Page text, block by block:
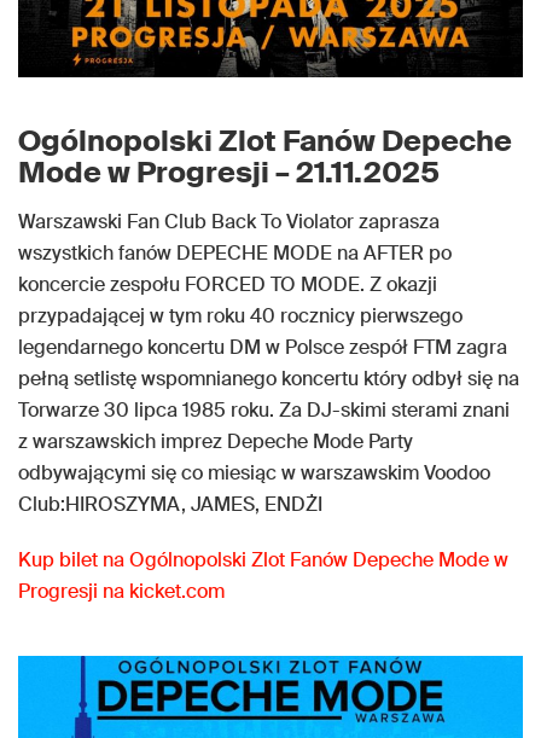
Ogólnopolski Zlot Fanów Depeche
Mode w Progresji – 21.11.2025
Warszawski Fan Club Back To Violator zaprasza
wszystkich fanów DEPECHE MODE na AFTER po
koncercie zespołu FORCED TO MODE. Z okazji
przypadającej w tym roku 40 rocznicy pierwszego
legendarnego koncertu DM w Polsce zespół FTM zagra
pełną setlistę wspomnianego koncertu który odbył się na
Torwarze 30 lipca 1985 roku. Za DJ-skimi sterami znani
z warszawskich imprez Depeche Mode Party
odbywającymi się co miesiąc w warszawskim Voodoo
Club:HIROSZYMA, JAMES, ENDŻI
Kup bilet na Ogólnopolski Zlot Fanów Depeche Mode w
Progresji na kicket.com